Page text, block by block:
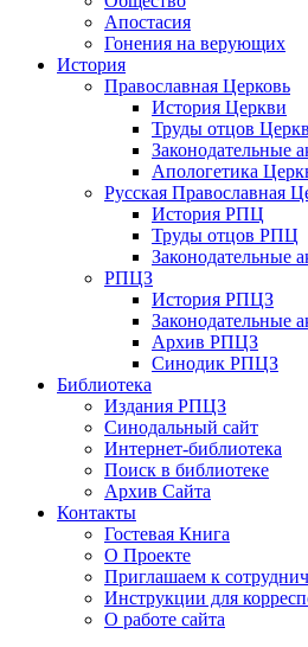
Апостасия
Гонения на верующих
История
Православная Церковь
История Церкви
Труды отцов
Законодательные
Апологетика
Русская Православная
История РПЦ
Труды отцов РПЦ
Законодательные
РПЦЗ
История РПЦЗ
Законодательные
Архив РПЦЗ
Синодик РПЦЗ
Библиотека
Издания РПЦЗ
Синодальный сайт
Интернет-библиотека
Поиск в библиотеке
Архив Сайта
Контакты
Гостевая Книга
О Проекте
Приглашаем к
Инструкции для
О работе сайта